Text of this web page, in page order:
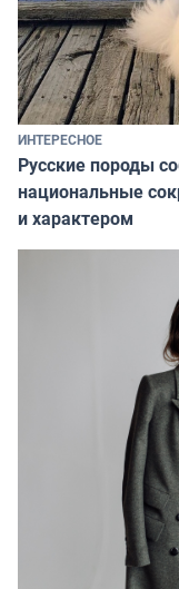
ИНТЕРЕСНОЕ
Русские породы
национальные
и характером